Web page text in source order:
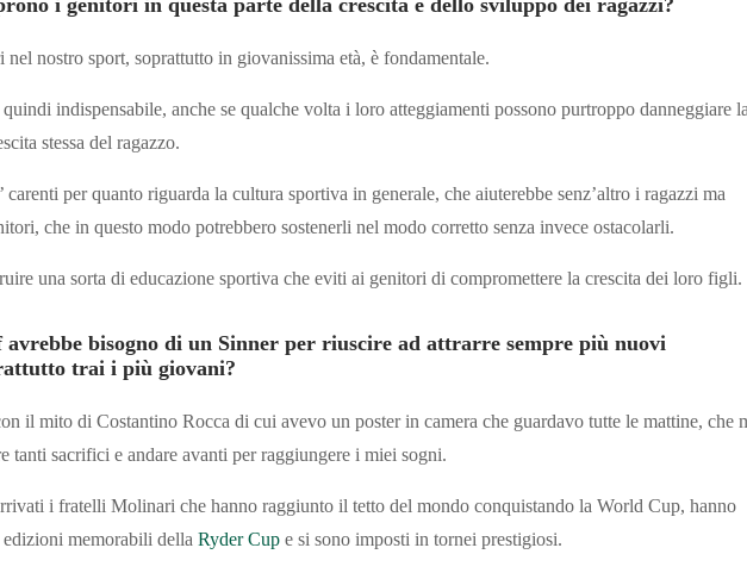
i genitori in questa parte della crescita e dello sviluppo dei ragazzi?
nostro sport, soprattutto in giovanissima età, è fondamentale.
indispensabile, anche se qualche volta i loro atteggiamenti possono purtroppo danneggiare la
stessa del ragazzo.
carenti per quanto riguarda la cultura sportiva in generale, che aiuterebbe senz’altro i ragazzi ma
che in questo modo potrebbero sostenerli nel modo corretto senza invece ostacolarli.
una sorta di educazione sportiva che eviti ai genitori di compromettere la crescita dei loro figli.
avrebbe bisogno di un Sinner per riuscire ad attrarre sempre più nuovi
trai i più giovani?
il mito di Costantino Rocca di cui avevo un poster in camera che guardavo tutte le mattine, che
tanti sacrifici e andare avanti per raggiungere i miei sogni.
i fratelli Molinari che hanno raggiunto il tetto del mondo conquistando la World Cup, hanno
memorabili della Ryder Cup e si sono imposti in tornei prestigiosi.